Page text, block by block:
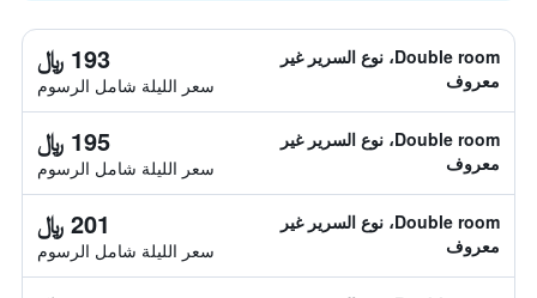
Double room، نوع السرير غير
معروف
193 ﷼
سعر الليلة شامل الرسوم
Double room، نوع السرير غير
معروف
195 ﷼
سعر الليلة شامل الرسوم
Double room، نوع السرير غير
معروف
201 ﷼
سعر الليلة شامل الرسوم